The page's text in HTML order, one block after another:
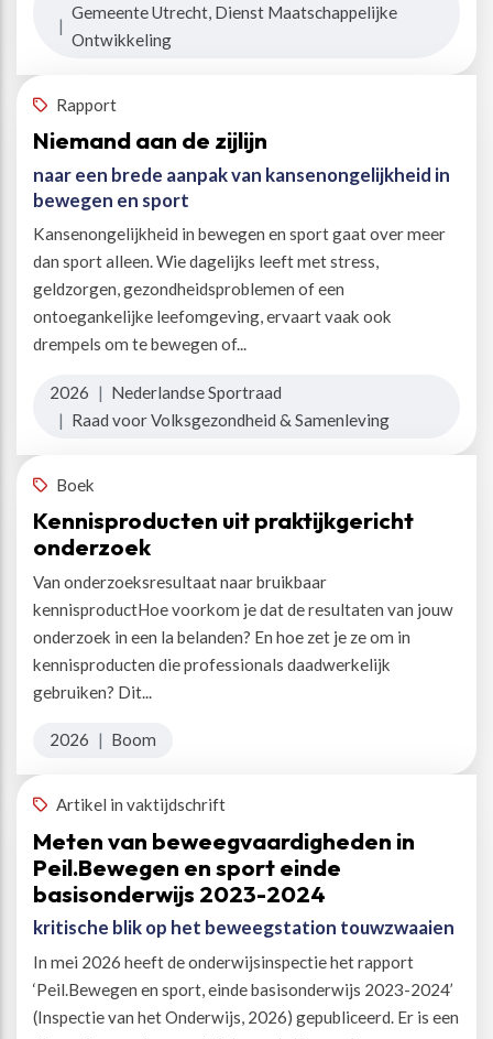
|
Gemeente Utrecht, Dienst Maatschappelijke
Ontwikkeling
Rapport
Niemand aan de zijlijn
naar een brede aanpak van kansenongelijkheid in
bewegen en sport
Kansenongelijkheid in bewegen en sport gaat over meer
dan sport alleen. Wie dagelijks leeft met stress,
geldzorgen, gezondheidsproblemen of een
ontoegankelijke leefomgeving, ervaart vaak ook
drempels om te bewegen of...
2026 | Nederlandse Sportraad
| Raad voor Volksgezondheid & Samenleving
Boek
Kennisproducten uit praktijkgericht
onderzoek
Van onderzoeksresultaat naar bruikbaar
kennisproductHoe voorkom je dat de resultaten van jouw
onderzoek in een la belanden? En hoe zet je ze om in
kennisproducten die professionals daadwerkelijk
gebruiken? Dit...
2026 | Boom
Artikel in vaktijdschrift
Meten van beweegvaardigheden in
Peil.Bewegen en sport einde
basisonderwijs 2023-2024
kritische blik op het beweegstation touwzwaaien
In mei 2026 heeft de onderwijsinspectie het rapport
‘Peil.Bewegen en sport, einde basisonderwijs 2023-2024’
(Inspectie van het Onderwijs, 2026) gepubliceerd. Er is een